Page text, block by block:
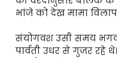
भांजे को देख मामा
संयोगवश उसी समय
पार्वती उधर से गुजर रहे